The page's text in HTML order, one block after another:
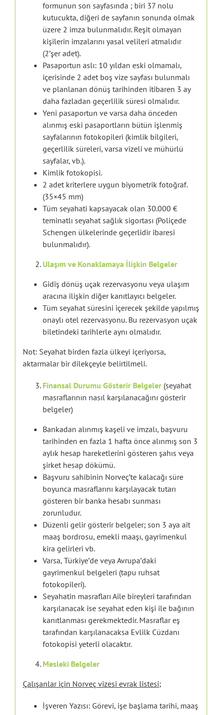
formunun son sayfasında ; biri 37 nolu
kutucukta, diğeri de sayfanın sonunda olmak
üzere 2 imza bulunmalıdır. Reşit olmayan
kişilerin imzalarını yasal velileri atmalıdır
(2’şer adet).
Pasaportun aslı: 10 yıldan eski olmamalı,
içerisinde 2 adet boş vize sayfası bulunmalı
ve planlanan dönüş tarihinden itibaren 3 ay
daha fazladan geçerlilik süresi olmalıdır.
Yeni pasaportun ve varsa daha önceden
alınmış eski pasaportların bütün işlenmiş
sayfalarının fotokopileri (kimlik bilgileri,
geçerlilik süreleri, varsa vizeli ve mühürlü
sayfalar, vb.).
Kimlik fotokopisi.
2 adet kriterlere uygun biyometrik fotoğraf.
(35×45 mm)
Tüm seyahati kapsayacak olan 30.000 €
teminatlı seyahat sağlık sigortası (Poliçede
Schengen ülkelerinde geçerlidir ibaresi
bulunmalıdır).
Ulaşım ve Konaklamaya İlişkin Belgeler
Gidiş dönüş uçak rezervasyonu veya ulaşım
aracına ilişkin diğer kanıtlayıcı belgeler.
Tüm seyahat süresini içerecek şekilde yapılmış
onaylı otel rezervasyonu. Bu rezervasyon uçak
biletindeki tarihlerle aynı olmalıdır.
Not: Seyahat birden fazla ülkeyi içeriyorsa,
aktarmalar bir dilekçeyle belirtilmeli.
Finansal Durumu Gösterir Belgeler (seyahat
masraflarının nasıl karşılanacağını gösterir
belgeler)
Bankadan alınmış kaşeli ve imzalı, başvuru
tarihinden en fazla 1 hafta önce alınmış son 3
aylık hesap hareketlerini gösteren şahıs veya
şirket hesap dökümü.
Başvuru sahibinin Norveç’te kalacağı süre
boyunca masraflarını karşılayacak tutarı
gösteren bir banka hesabı sunması
zorunludur.
Düzenli gelir gösterir belgeler; son 3 aya ait
maaş bordrosu, emekli maaşı, gayrimenkul
kira gelirleri vb.
Varsa, Türkiye’de veya Avrupa’daki
gayrimenkul belgeleri (tapu ruhsat
fotokopileri).
Seyahatin masrafları Aile bireyleri tarafından
karşılanacak ise seyahat eden kişi ile bağının
kanıtlanması gerekmektedir. Masraflar eş
tarafından karşılanacaksa Evlilk Cüzdanı
fotokopisi yeterli olacaktır.
Mesleki Belgeler
Çalışanlar için Norveç vizesi evrak listesi;
İşveren Yazısı: Görevi, işe başlama tarihi, maaş